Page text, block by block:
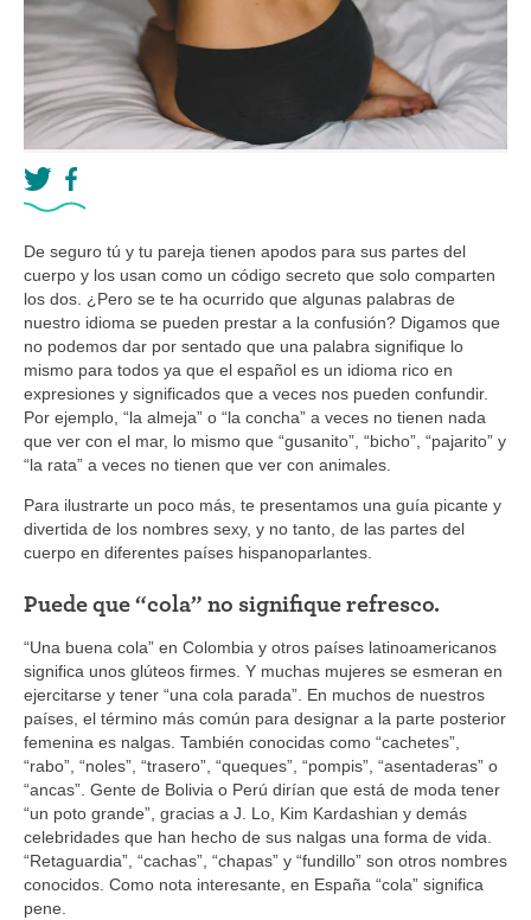
De seguro tú y tu pareja tienen apodos para sus partes del
cuerpo y los usan como un código secreto que solo comparten
los dos. ¿Pero se te ha ocurrido que algunas palabras de
nuestro idioma se pueden prestar a la confusión? Digamos que
no podemos dar por sentado que una palabra signifique lo
mismo para todos ya que el español es un idioma rico en
expresiones y significados que a veces nos pueden confundir.
Por ejemplo, “la almeja” o “la concha” a veces no tienen nada
que ver con el mar, lo mismo que “gusanito”, “bicho”, “pajarito” y
“la rata” a veces no tienen que ver con animales.
Para ilustrarte un poco más, te presentamos una guía picante y
divertida de los nombres sexy, y no tanto, de las partes del
cuerpo en diferentes países hispanoparlantes.
Puede que “cola” no signifique refresco.
“Una buena cola” en Colombia y otros países latinoamericanos
significa unos glúteos firmes. Y muchas mujeres se esmeran en
ejercitarse y tener “una cola parada”. En muchos de nuestros
países, el término más común para designar a la parte posterior
femenina es nalgas. También conocidas como “cachetes”,
“rabo”, “noles”, “trasero”, “queques”, “pompis”, “asentaderas” o
“ancas”. Gente de Bolivia o Perú dirían que está de moda tener
“un poto grande”, gracias a J. Lo, Kim Kardashian y demás
celebridades que han hecho de sus nalgas una forma de vida.
“Retaguardia”, “cachas”, “chapas” y “fundillo” son otros nombres
conocidos. Como nota interesante, en España “cola” significa
pene.